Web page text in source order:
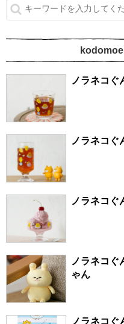
ノラネコ
ゃん
ノラネコ